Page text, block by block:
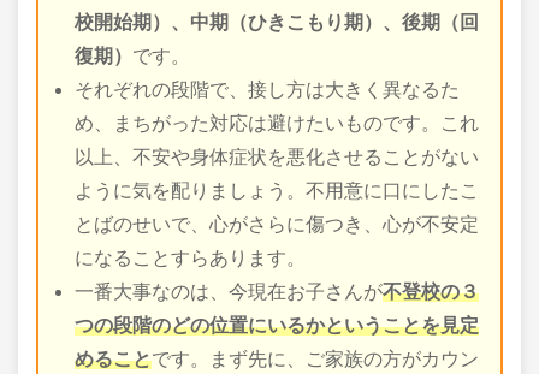
校開始期）、中期（ひきこもり期）、後期（回
復期） です。
それぞれの段階で、接し方は大きく異なるた
め、まちがった対応は避けたいものです。これ
以上、不安や身体症状を悪化させることがない
ように気を配りましょう。不用意に口にしたこ
とばのせいで、心がさらに傷つき、心が不安定
になることすらあります。
一番大事なのは、今現在お子さんが不登校の３
つの段階のどの位置にいるかということを見定
めることです。まず先に、ご家族の方がカウン